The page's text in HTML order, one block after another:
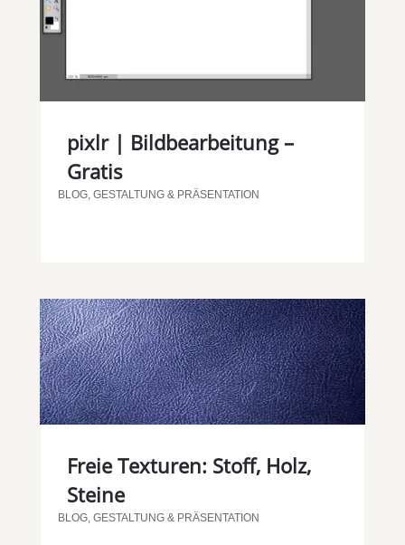
pixlr | Bildbearbeitung –
Gratis
BLOG, GESTALTUNG & PRÄSENTATION
Freie Texturen: Stoff, Holz,
Steine
BLOG, GESTALTUNG & PRÄSENTATION